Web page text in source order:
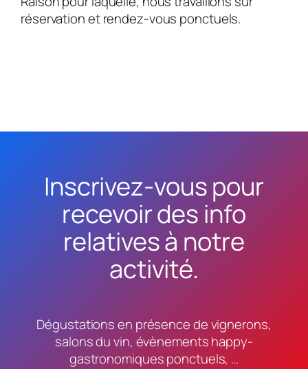
réservation et rendez-vous ponctuels.
Inscrivez-vous pour
recevoir des info
relatives à notre
activité.
Dégustations en présence de vignerons,
salons du vin, évènements happy-
gastronomiques ponctuels, …